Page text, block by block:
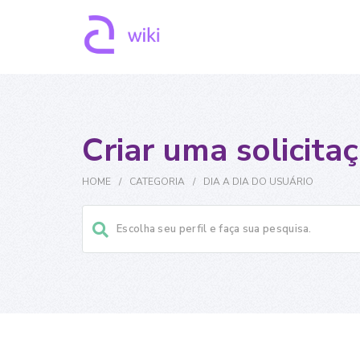
Criar uma
HOME / CATEGORIA / DIA A DIA DO USUÁRIO